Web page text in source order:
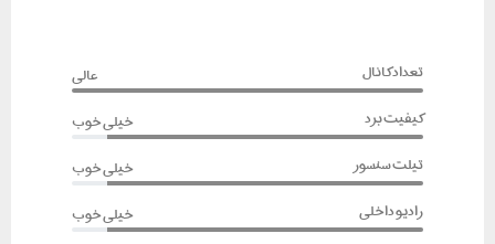
تعداد کانال
عالی
کیفیت برد
خیلی خوب
تیلت سنسور
خیلی خوب
رادیو داخلی
خیلی خوب